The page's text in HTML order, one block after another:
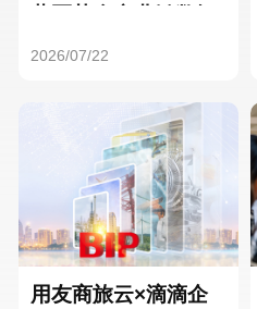
2026/07/22
用友商旅云×滴滴企